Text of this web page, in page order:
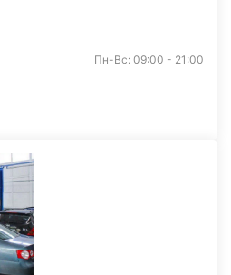
Пн-Вс: 09:00 - 21:00